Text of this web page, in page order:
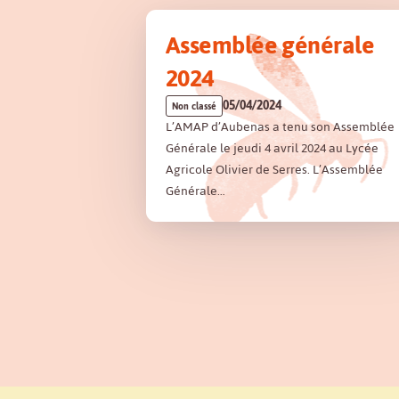
Assemblée générale
2024
Non classé 05/04/2024
L’AMAP d’Aubenas a tenu son Assemblée
Générale le jeudi 4 avril 2024 au Lycée
Agricole Olivier de Serres. L’Assemblée
Générale…